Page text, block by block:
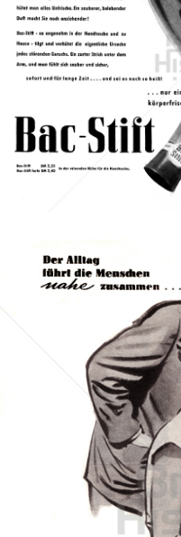
Henkel